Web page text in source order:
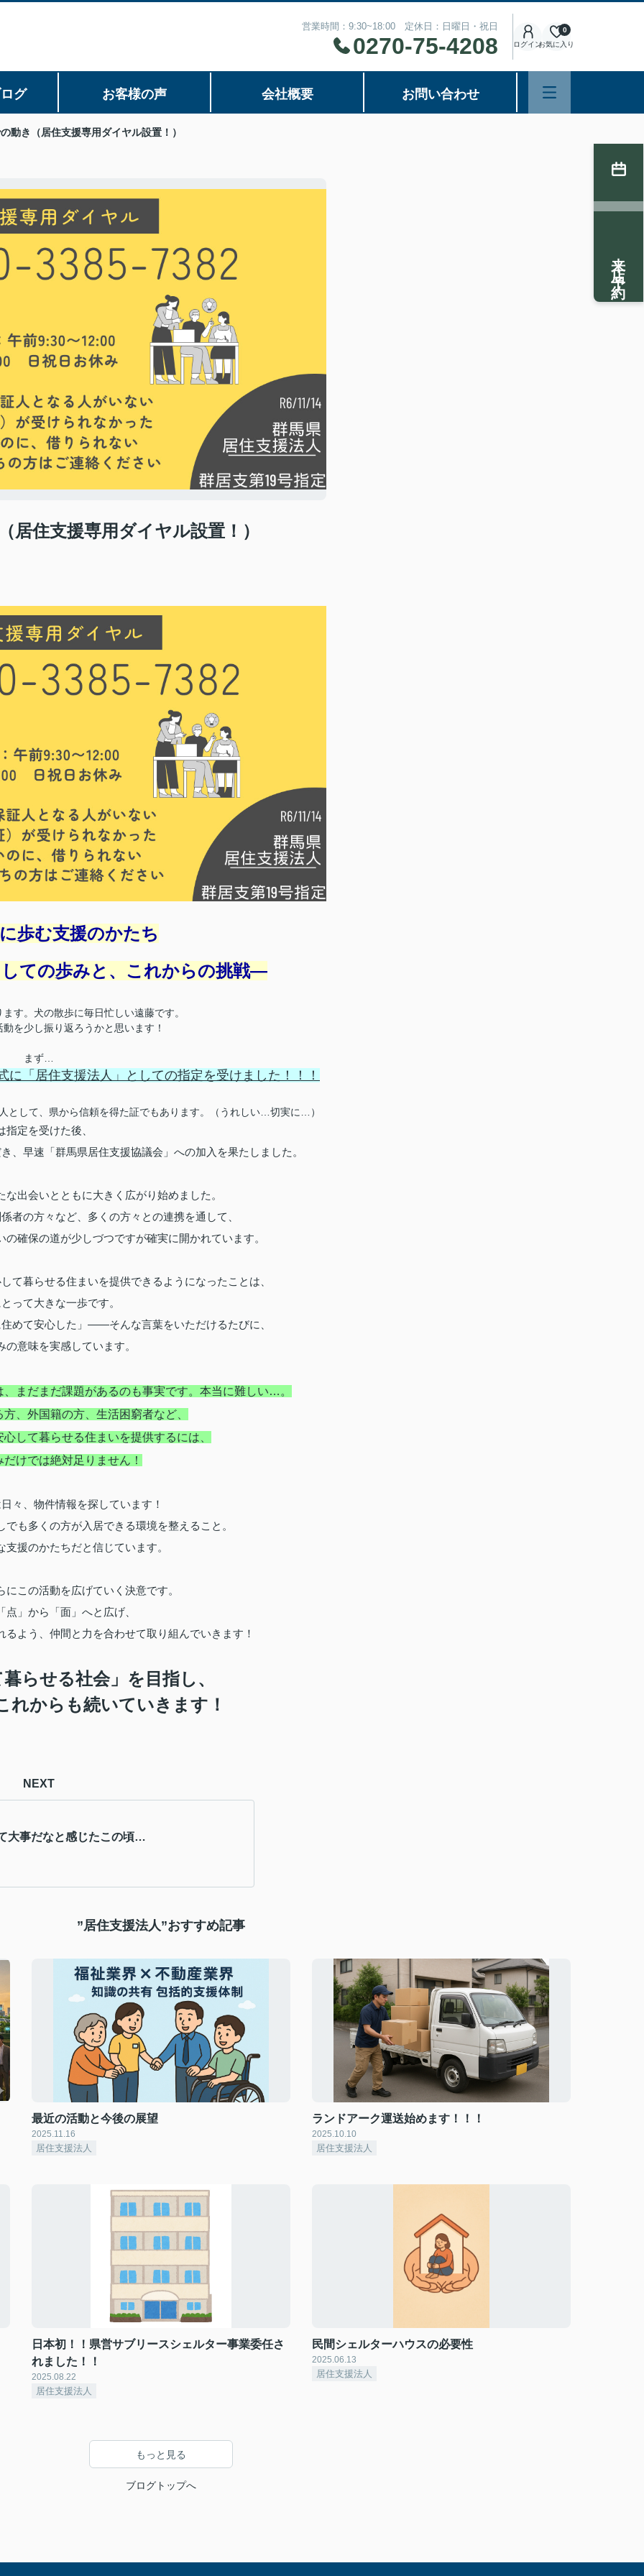
営業時間：9:30~18:00 定休日：日曜日・祝日
0270-75-4208 ログインお気に入り
0
グ お客様の声 会社概要 お問い合わせ
動き（居住支援専用ダイヤル設置！）
住支援専用ダイヤル設置！）
歩む支援のかたち
ての歩みと、これからの挑戦―
す。犬の散歩に毎日忙しい遠藤です。
を少し振り返ろうかと思います！
まず…
「居住支援法人」としての指定を受けました！！！
として、県から信頼を得た証でもあります。（うれしい…切実に…）
指定を受けた後、
、早速「群馬県居住支援協議会」への加入を果たしました。
出会いとともに大きく広がり始めました。
者の方々など、多くの方々との連携を通して、
確保の道が少しづつですが確実に開かれています。
て暮らせる住まいを提供できるようになったことは、
って大きな一歩です。
めて安心した」――そんな言葉をいただけるたびに、
の意味を実感しています。
まだまだ課題があるのも事実です。本当に難しい…。
、外国籍の方、生活困窮者など、
して暮らせる住まいを提供するには、
けでは絶対足りません！
々、物件情報を探しています！
も多くの方が入居できる環境を整えること。
支援のかたちだと信じています。
この活動を広げていく決意です。
点」から「面」へと広げ、
よう、仲間と力を合わせて取り組んでいきます！
らせる社会」を目指し、
れからも続いていきます！
NEXT
大事だなと感じたこの頃…
”居住支援法人”おすすめ記事
最近の活動と今後の展望
2025.11.16
居住支援法人
ランドアーク運送始めます！！！
2025.10.10
居住支援法人
日本初！！県営サブリースシェルター事業委任さ
れました！！
2025.08.22
居住支援法人
民間シェルターハウスの必要性
2025.06.13
居住支援法人
もっと見る
ブログトップへ
来店予約